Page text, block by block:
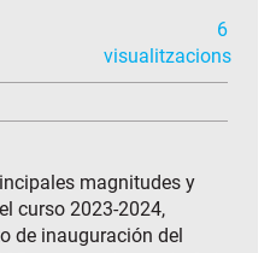
6
visualitzacions
magnitudes y
curso 2023-2024,
de inauguración del